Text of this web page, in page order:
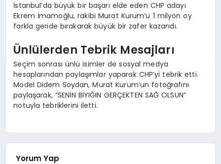
İstanbul’da büyük bir başarı elde eden CHP adayı
Ekrem İmamoğlu, rakibi Murat Kurum’u 1 milyon oy
farkla geride bırakarak büyük bir zafer kazandı.
Ünlülerden Tebrik Mesajları
Seçim sonrası ünlü isimler de sosyal medya
hesaplarından paylaşımlar yaparak CHP’yi tebrik etti.
Model Didem Soydan, Murat Kurum’un fotoğrafını
paylaşarak, “SENİN BIYIĞIN GERÇEKTEN SAĞ OLSUN”
notuyla tebriklerini iletti.
Yorum Yap